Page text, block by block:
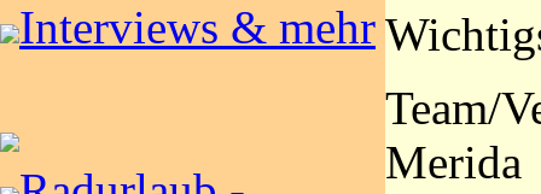
Interviews & mehr
Team/
Merida